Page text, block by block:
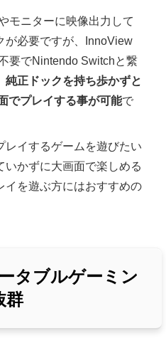
モニターに映像出力して
が必要ですが、InnoView
要でNintendo Switchと繋
純正ドックを持ち歩かずと
でプレイする事が可能で
レイするゲームを遊びたい
かずに大画面で楽しめる
イを遊ぶ方にはおすすめの
タブルゲーミン
群